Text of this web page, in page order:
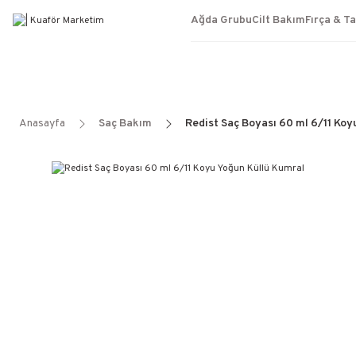
Ağda GrubuCilt BakımFırça &
Anasayfa Saç Bakım Redist Saç Boyası 60 ml 6/11